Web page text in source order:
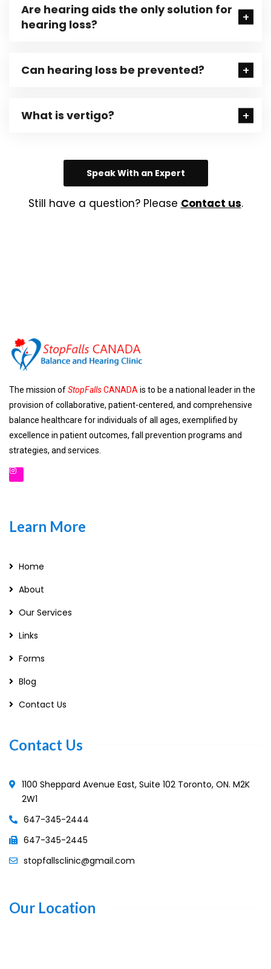
Are hearing aids the only solution for
hearing loss?
Can hearing loss be prevented?
What is vertigo?
Speak With an Expert
Still have a question? Please Contact us.
The mission ofStopFallsCANADA is to be a national leader in the
provision of collaborative, patient-centered, and comprehensive
balance healthcare for individuals of all ages, exemplified by
excellence in patient outcomes, fall prevention programs and
strategies, and services.
Learn More
Home
About
Our Services
Links
Forms
Blog
Contact Us
Contact Us
1100 Sheppard Avenue East, Suite 102 Toronto, ON. M2K
2W1
647-345-2444
647-345-2445
stopfallsclinic@gmail.com
Our Location